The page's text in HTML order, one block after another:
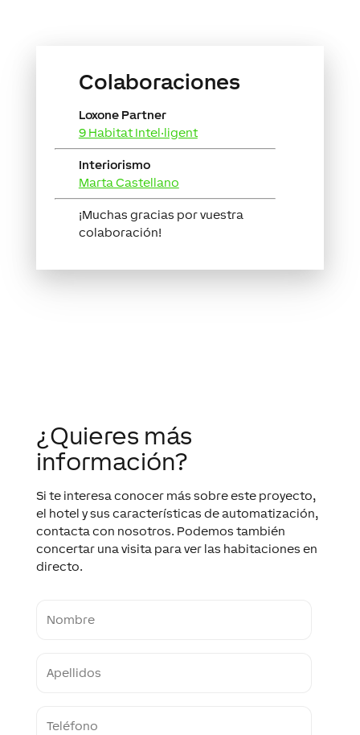
Colaboraciones
Loxone Partner
9 Habitat Intel·ligent
Interiorismo
Marta Castellano
¡Muchas gracias por vuestra
colaboración!
¿Quieres más
información?
Si te interesa conocer más sobre este proyecto,
el hotel y sus características de automatización,
contacta con nosotros. Podemos también
concertar una visita para ver las habitaciones en
directo.
name
number